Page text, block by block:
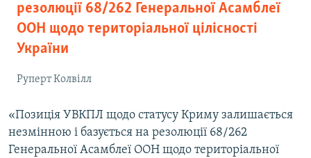
резолюції 68/262 Генеральної Асамблеї
ООН щодо територіальної цілісності
України
Руперт Колвілл
«Позиція УВКПЛ щодо статусу Криму залишається
незмінною і базується на резолюції 68/262
Генеральної Асамблеї ООН щодо територіальної